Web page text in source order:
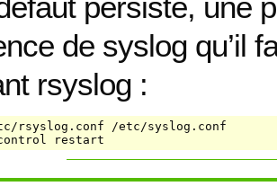
de syslog qu’il
rsyslog :
rsyslog.conf /etc/syslog.conf
restart